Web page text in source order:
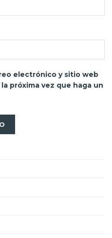
electrónico y sitio web
próxima vez que haga un